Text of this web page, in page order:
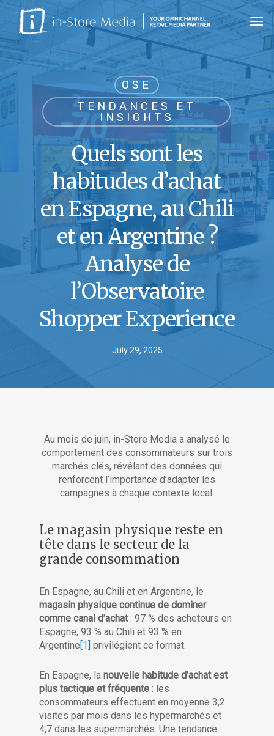
Skip
main
content
OSE
TENDANCES ET
INSIGHTS
Quels sont les
habitudes d’achat
en Espagne, au Chili
et en Argentine ?
Analyse de
l’Observatoire
Shopper Experience
July 29, 2025
Au mois de juin, in-Store Media a analysé le
comportement des consommateurs sur trois
marchés clés, révélant des données qui
renforcent l’importance d’adapter les
campagnes à chaque contexte local.
Le magasin physique reste en
tête dans le secteur de la
grande consommation
En Espagne, au Chili et en Argentine, le
magasin physique continue de dominer
comme canal d’achat: 97 % des acheteurs en
Espagne, 93 % au Chili et 93 % en
Argentine[1] privilégient ce format.
En Espagne, la nouvelle habitude d’achat est
plus tactique et fréquente : les
consommateurs effectuent en moyenne 3,2
visites par mois dans les hypermarchés et
4,7 dans les supermarchés. Une tendance